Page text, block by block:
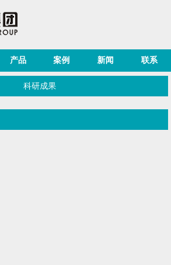
产品 案例 新闻 联系
科研成果